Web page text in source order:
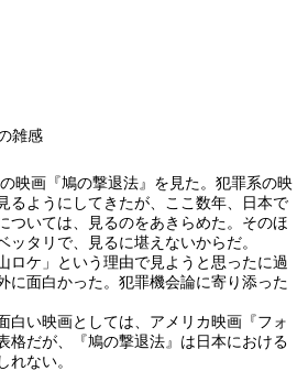
雑感
映画『鳩の撃退法』を見た。犯罪系の映
るようにしてきたが、ここ数年、日本で
ついては、見るのをあきらめた。そのほ
ッタリで、見るに堪えないからだ。
ケ」という理由で見ようと思ったに過
に面白かった。犯罪機会論に寄り添った
い映画としては、アメリカ映画『フォ
格だが、『鳩の撃退法』は日本における
れない。